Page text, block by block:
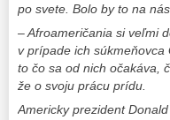
po svete. Bolo by to na
– Afroameričania si veľmi
v prípade ich súkmeňovca
to čo sa od nich očakáva,
že o svoju prácu prídu.
Americky prezident